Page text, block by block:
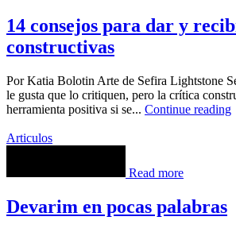
14 consejos para dar y
constructivas
Por Katia Bolotin Arte de Sefira Lightstone
le gusta que lo critiquen, pero la crítica
herramienta positiva si se... Continue reading
Articulos
Read more
Devarim en pocas palabras